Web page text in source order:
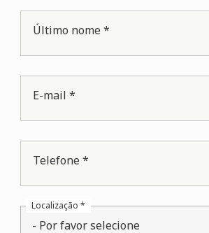
Último nome *
E-mail *
Telefone *
- Por favor selecione
Localização *